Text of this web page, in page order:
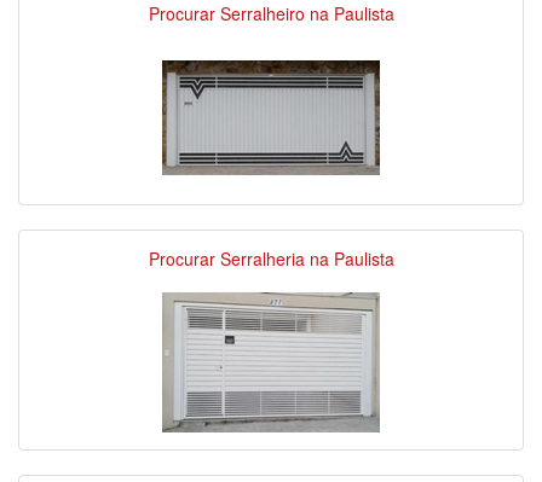
Procurar Serralheiro na Paulista
Procurar Serralheria na Paulista